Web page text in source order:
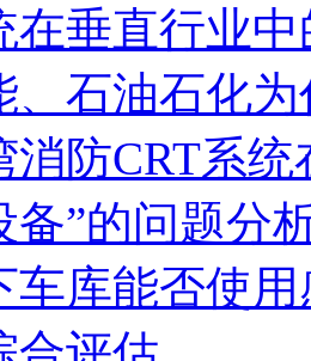
在垂直行业
、石油石化
消防CRT系
备”的问题分
车库能否使